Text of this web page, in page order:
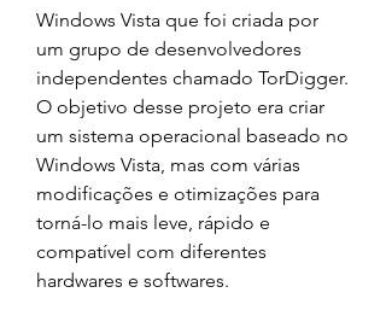
Windows Vista que foi criada por
um grupo de desenvolvedores
independentes chamado TorDigger.
O objetivo desse projeto era criar
um sistema operacional baseado no
Windows Vista, mas com várias
modificações e otimizações para
torná-lo mais leve, rápido e
compatível com diferentes
hardwares e softwares.